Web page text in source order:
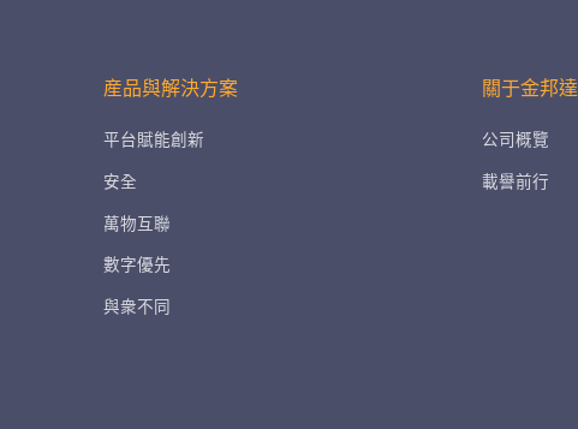
産品與解決方案
平台賦能創新
安全
萬物互聯
數字優先
與衆不同
關于金邦達
公司概覽
載譽前行